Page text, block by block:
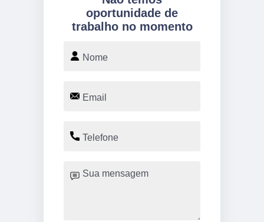
oportunidade de
trabalho no momento